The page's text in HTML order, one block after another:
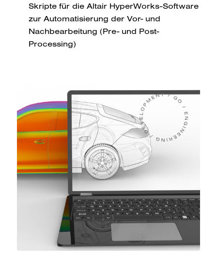
Skripte für die Altair HyperWorks-Software
zur Automatisierung der Vor- und
Nachbearbeitung (Pre- und Post-
Processing)